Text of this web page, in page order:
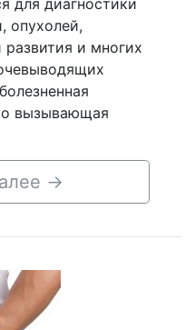
для диагностики
опухолей,
развития и многих
вызывающая
→